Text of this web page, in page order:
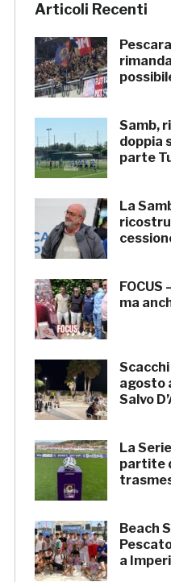
Articoli Recenti
Samb,
doppia
parte
La
ma
agosto
Salvo
La
partite
Beach
a